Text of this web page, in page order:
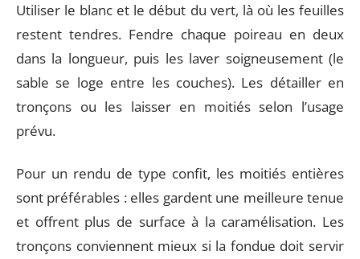
Utiliser le blanc et le début du vert, là où les feuilles
restent tendres. Fendre chaque poireau en deux
dans la longueur, puis les laver soigneusement (le
sable se loge entre les couches). Les détailler en
tronçons ou les laisser en moitiés selon l’usage
prévu.
Pour un rendu de type confit, les moitiés entières
sont préférables : elles gardent une meilleure tenue
et offrent plus de surface à la caramélisation. Les
tronçons conviennent mieux si la fondue doit servir